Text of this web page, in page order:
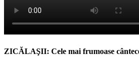
ZICĂLAŞII: Cele mai frumoase